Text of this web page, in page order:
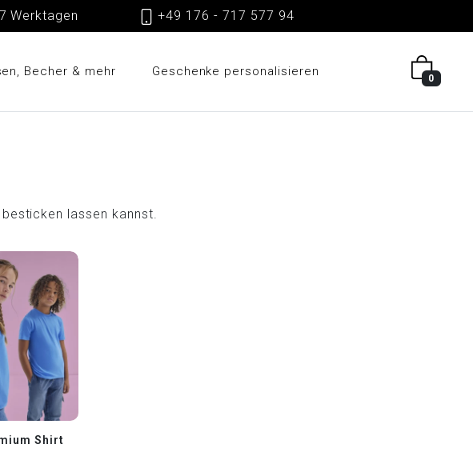
7 Werktagen +49 176 - 717 577 94
0
Becher & mehr Geschenke personalisieren
lassen kannst.
Shirt